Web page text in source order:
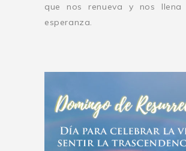
que nos renueva y nos
esperanza.